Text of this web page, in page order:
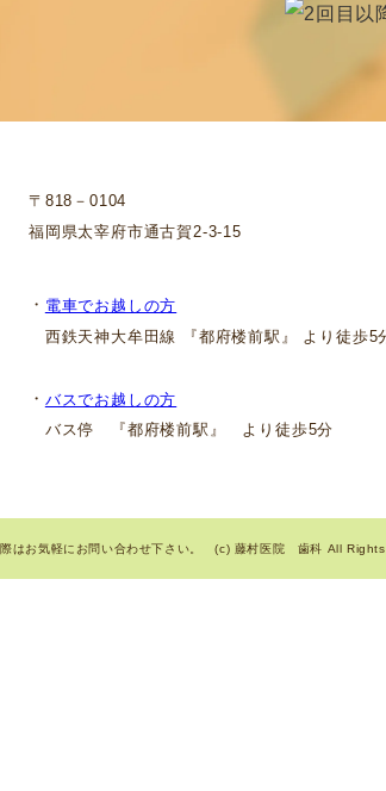
〒818－0104
福岡県太宰府市通古賀2-3-15
・ 電車でお越しの方
西鉄天神大牟田線 『都府楼前駅』 より徒歩5
・ バスでお越しの方
バス停 『都府楼前駅』 より徒歩5分
際はお気軽にお問い合わせ下さい。 (c) 藤村医院 歯科 All